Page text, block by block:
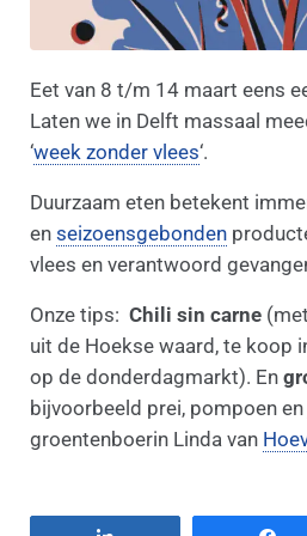
Eet van 8 t/m 14 maart eens
Laten we in Delft massaal
‘week zonder vlees‘.
Duurzaam eten betekent
en seizoensgebonden
vlees en verantwoord
Onze tips: Chili sin carne(met
uit de Hoekse waard, te koop
op de donderdagmarkt). En
bijvoorbeeld prei, pompoen
groentenboerin Linda van